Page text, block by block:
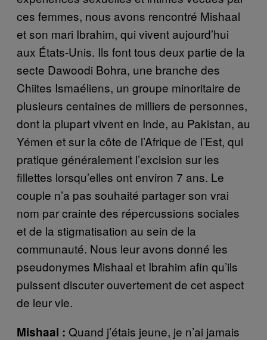
ces femmes, nous avons rencontré Mishaal
et son mari Ibrahim, qui vivent aujourd’hui
aux États-Unis. Ils font tous deux partie de la
secte Dawoodi Bohra, une branche des
Chiites Ismaéliens, un groupe minoritaire de
plusieurs centaines de milliers de personnes,
dont la plupart vivent en Inde, au Pakistan, au
Yémen et sur la côte de l’Afrique de l’Est, qui
pratique généralement l’excision sur les
fillettes lorsqu’elles ont environ 7 ans. Le
couple n’a pas souhaité partager son vrai
nom par crainte des répercussions sociales
et de la stigmatisation au sein de la
communauté. Nous leur avons donné les
pseudonymes Mishaal et Ibrahim afin qu’ils
puissent discuter ouvertement de cet aspect
de leur vie.
Mishaal : Quand j’étais jeune, je n’ai jamais